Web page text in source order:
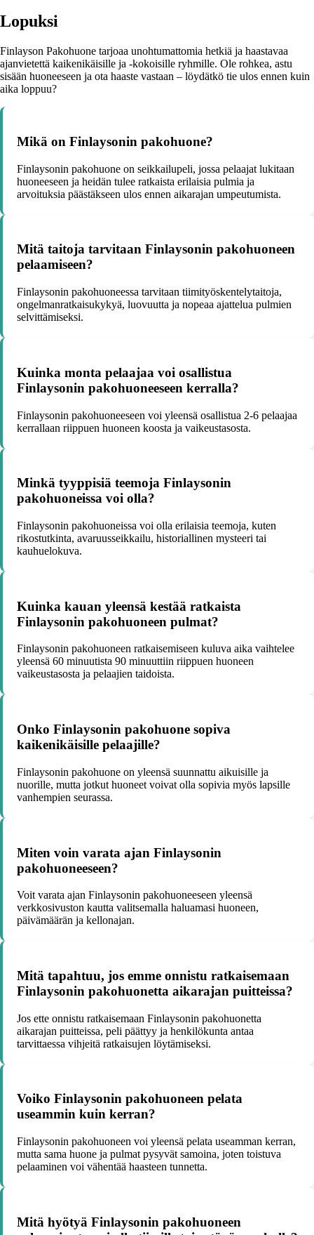
Lopuksi
Finlayson Pakohuone tarjoaa unohtumattomia hetkiä ja haastavaa
ajanvietettä kaikenikäisille ja -kokoisille ryhmille. Ole rohkea, astu
sisään huoneeseen ja ota haaste vastaan – löydätkö tie ulos ennen kuin
aika loppuu?
Mikä on Finlaysonin pakohuone?
Finlaysonin pakohuone on seikkailupeli, jossa pelaajat lukitaan
huoneeseen ja heidän tulee ratkaista erilaisia pulmia ja
arvoituksia päästäkseen ulos ennen aikarajan umpeutumista.
Mitä taitoja tarvitaan Finlaysonin pakohuoneen
pelaamiseen?
Finlaysonin pakohuoneessa tarvitaan tiimityöskentelytaitoja,
ongelmanratkaisukykyä, luovuutta ja nopeaa ajattelua pulmien
selvittämiseksi.
Kuinka monta pelaajaa voi osallistua
Finlaysonin pakohuoneeseen kerralla?
Finlaysonin pakohuoneeseen voi yleensä osallistua 2-6 pelaajaa
kerrallaan riippuen huoneen koosta ja vaikeustasosta.
Minkä tyyppisiä teemoja Finlaysonin
pakohuoneissa voi olla?
Finlaysonin pakohuoneissa voi olla erilaisia teemoja, kuten
rikostutkinta, avaruusseikkailu, historiallinen mysteeri tai
kauhuelokuva.
Kuinka kauan yleensä kestää ratkaista
Finlaysonin pakohuoneen pulmat?
Finlaysonin pakohuoneen ratkaisemiseen kuluva aika vaihtelee
yleensä 60 minuutista 90 minuuttiin riippuen huoneen
vaikeustasosta ja pelaajien taidoista.
Onko Finlaysonin pakohuone sopiva
kaikenikäisille pelaajille?
Finlaysonin pakohuone on yleensä suunnattu aikuisille ja
nuorille, mutta jotkut huoneet voivat olla sopivia myös lapsille
vanhempien seurassa.
Miten voin varata ajan Finlaysonin
pakohuoneeseen?
Voit varata ajan Finlaysonin pakohuoneeseen yleensä
verkkosivuston kautta valitsemalla haluamasi huoneen,
päivämäärän ja kellonajan.
Mitä tapahtuu, jos emme onnistu ratkaisemaan
Finlaysonin pakohuonetta aikarajan puitteissa?
Jos ette onnistu ratkaisemaan Finlaysonin pakohuonetta
aikarajan puitteissa, peli päättyy ja henkilökunta antaa
tarvittaessa vihjeitä ratkaisujen löytämiseksi.
Voiko Finlaysonin pakohuoneen pelata
useammin kuin kerran?
Finlaysonin pakohuoneen voi yleensä pelata useamman kerran,
mutta sama huone ja pulmat pysyvät samoina, joten toistuva
pelaaminen voi vähentää haasteen tunnetta.
Mitä hyötyä Finlaysonin pakohuoneen